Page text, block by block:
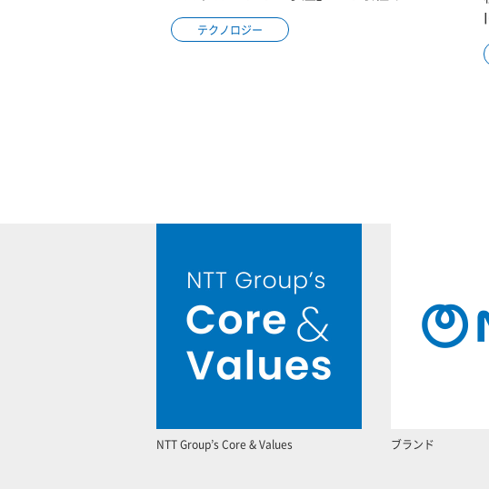
テクノロジー
NTT Group’s Core & Values ブランド